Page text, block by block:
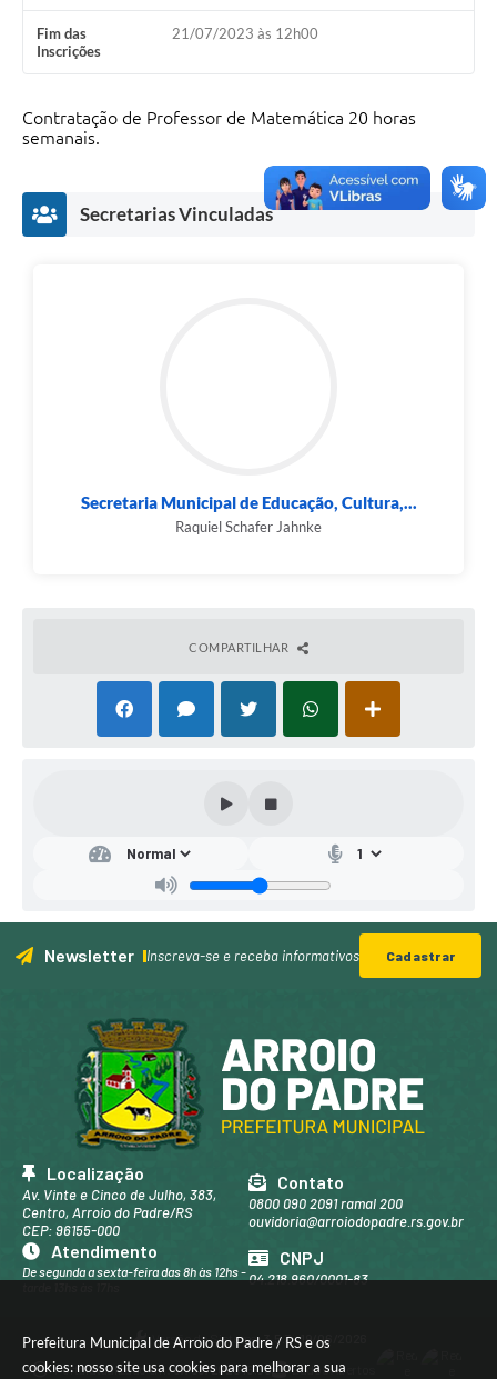
Prefeitura Municipal de Arroio do Padre / RS e os
cookies: nosso site usa cookies para melhorar a sua
Fim das
Inscrições
21/07/2023 às 12h00
Contratação de Professor de Matemática 20 horas
semanais.
Secretarias Vinculadas
Secretaria Municipal de Educação, Cultura,...
Raquiel Schafer Jahnke
COMPARTILHAR
Newsletter Inscreva-se e receba informativos Cadastrar
Localização
Av. Vinte e Cinco de Julho, 383,
Centro, Arroio do Padre/RS
CEP: 96155-000
Contato
0800 090 2091 ramal 200
ouvidoria@arroiodopadre.rs.gov.br
Atendimento
De segunda a sexta-feira das 8h às 12hs -
CNPJ
04.218.960/0001-83
Versão do Sistema:3.5.3 - 19/06/2026
Portal atualizado em:07/08/2026 16:39 Dados Abertos